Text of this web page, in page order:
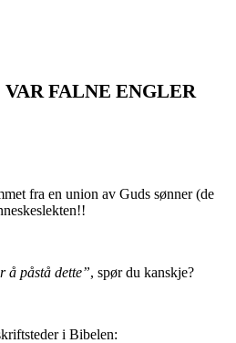
FALNE ENGLER
fra en union av Guds sønner (de
å påstå dette”, spør du kanskje?
i Bibelen: